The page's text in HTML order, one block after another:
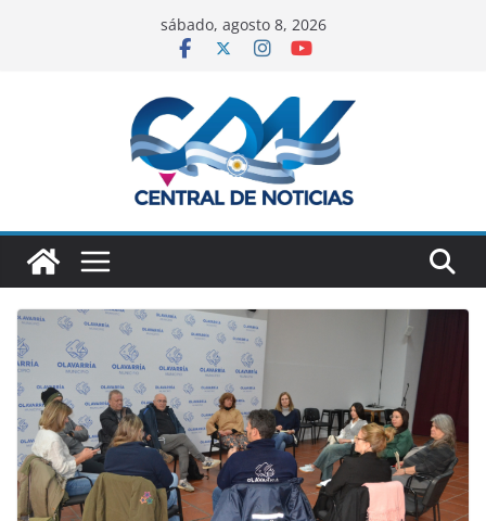
sábado, agosto 8, 2026